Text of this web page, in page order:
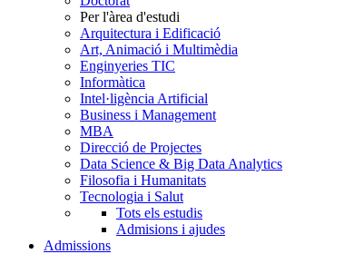
Per l'àrea d'estudi
Arquitectura i Edificació
Art, Animació i Multimèdia
Enginyeries TIC
Informàtica
Intel·ligència Artificial
Business i Management
MBA
Direcció de Projectes
Data Science & Big Data Analytics
Filosofia i Humanitats
Tecnologia i Salut
Tots els estudis
Admisions i ajudes
Admissions